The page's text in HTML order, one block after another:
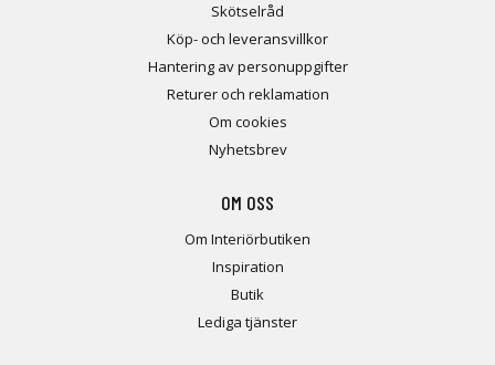
Skötselråd
Köp- och leveransvillkor
Hantering av personuppgifter
Returer och reklamation
Om cookies
Nyhetsbrev
OM OSS
Om Interiörbutiken
Inspiration
Butik
Lediga tjänster